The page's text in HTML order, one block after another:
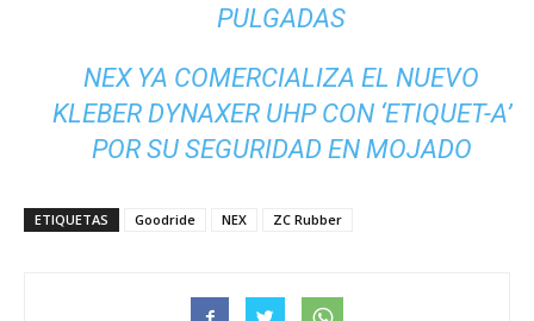
PULGADAS
NEX YA COMERCIALIZA EL NUEVO
KLEBER DYNAXER UHP CON ‘ETIQUET-A’
POR SU SEGURIDAD EN MOJADO
ETIQUETAS Goodride NEX ZC Rubber